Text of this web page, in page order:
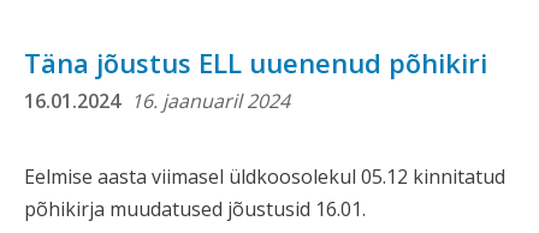
Täna jõustus ELL uuenenud põhikiri
16.01.2024 16. jaanuaril 2024
Eelmise aasta viimasel üldkoosolekul 05.12 kinnitatud
põhikirja muudatused jõustusid 16.01.